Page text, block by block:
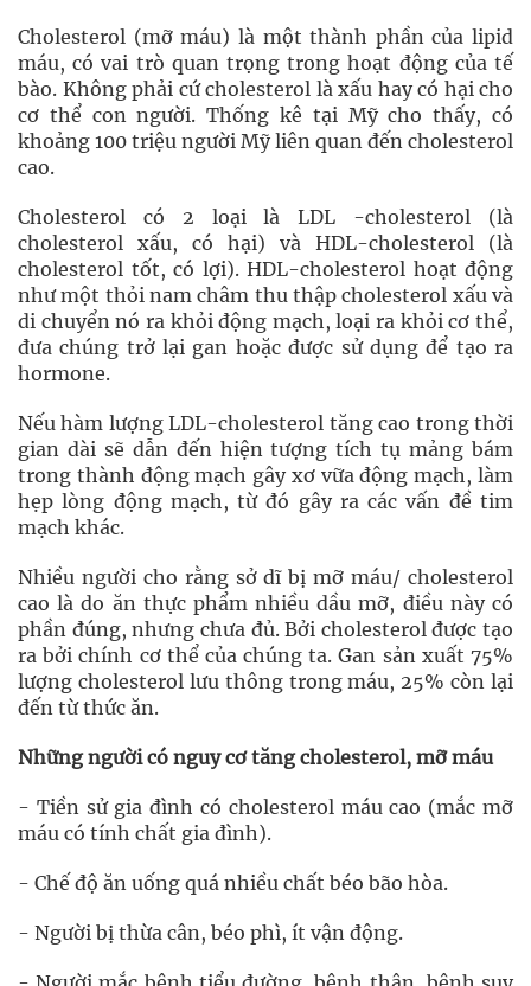
Cholesterol (mỡ máu) là một thành phần của lipid
máu, có vai trò quan trọng trong hoạt động của tế
bào. Không phải cứ cholesterol là xấu hay có hại cho
cơ thể con người. Thống kê tại Mỹ cho thấy, có
khoảng 100 triệu người Mỹ liên quan đến cholesterol
cao.
Cholesterol có 2 loại là LDL -cholesterol (là
cholesterol xấu, có hại) và HDL-cholesterol (là
cholesterol tốt, có lợi). HDL-cholesterol hoạt động
như một thỏi nam châm thu thập cholesterol xấu và
di chuyển nó ra khỏi động mạch, loại ra khỏi cơ thể,
đưa chúng trở lại gan hoặc được sử dụng để tạo ra
hormone.
Nếu hàm lượng LDL-cholesterol tăng cao trong thời
gian dài sẽ dẫn đến hiện tượng tích tụ mảng bám
trong thành động mạch gây xơ vữa động mạch, làm
hẹp lòng động mạch, từ đó gây ra các vấn đề tim
mạch khác.
Nhiều người cho rằng sở dĩ bị mỡ máu/ cholesterol
cao là do ăn thực phẩm nhiều dầu mỡ, điều này có
phần đúng, nhưng chưa đủ. Bởi cholesterol được tạo
ra bởi chính cơ thể của chúng ta. Gan sản xuất 75%
lượng cholesterol lưu thông trong máu, 25% còn lại
đến từ thức ăn.
Những người có nguy cơ tăng cholesterol, mỡ máu
- Tiền sử gia đình có cholesterol máu cao (mắc mỡ
máu có tính chất gia đình).
- Chế độ ăn uống quá nhiều chất béo bão hòa.
- Người bị thừa cân, béo phì, ít vận động.